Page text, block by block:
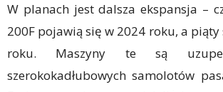
W planach jest dalsza ekspansja –
200F pojawią się w 2024 roku, a
roku. Maszyny te są
szerokokadłubowych samolotów